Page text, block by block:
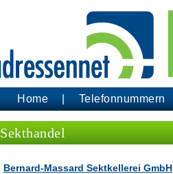
Home Telefonnummern
Sekthandel
Bernard-Massard Sektkellerei GmbH